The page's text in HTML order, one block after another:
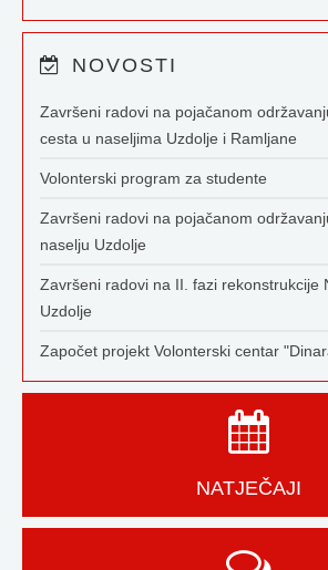
NOVOSTI
Završeni radovi na pojačanom
cesta u naseljima Uzdolje i Ramljane
Volonterski program za studente
Završeni radovi na pojačanom
naselju Uzdolje
Završeni radovi na II. fazi rekonstrukcije
Uzdolje
Započet projekt Volonterski centar
NATJEČAJI